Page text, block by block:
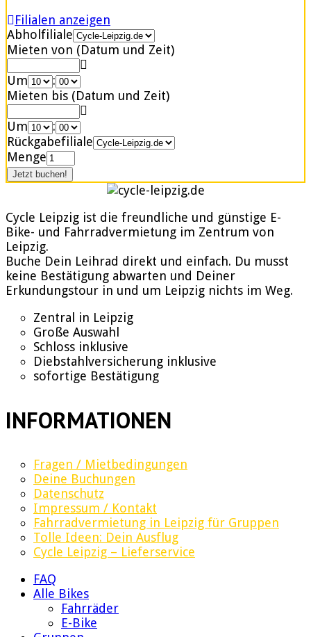
Filialen anzeigen
Abholfiliale
Mieten von (Datum und Zeit)
Um
:
Mieten bis (Datum und Zeit)
Um
:
Rückgabefiliale
Menge
Cycle Leipzig ist die freundliche und günstige E-
Bike- und Fahrradvermietung im Zentrum von
Leipzig.
Buche Dein Leihrad direkt und einfach. Du musst
keine Bestätigung abwarten und Deiner
Erkundungstour in und um Leipzig nichts im Weg.
Zentral in Leipzig
Große Auswahl
Schloss inklusive
Diebstahlversicherung inklusive
sofortige Bestätigung
INFORMATIONEN
Fragen / Mietbedingungen
Deine Buchungen
Datenschutz
Impressum / Kontakt
Fahrradvermietung in Leipzig für Gruppen
Tolle Ideen: Dein Ausflug
Cycle Leipzig – Lieferservice
FAQ
Alle Bikes
Fahrräder
E-Bike